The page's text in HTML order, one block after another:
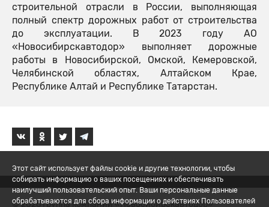
строительной отрасли в России, выполняющая
полный спектр дорожных работ от строительства
до эксплуатации. В 2023 году АО
«Новосибирскавтодор» выполняет дорожные
работы в Новосибирской, Омской, Кемеровской,
Челябинской областях, Алтайском Крае,
Республике Алтай и Республике Татарстан.
© 2026 Группа компаний «Новосибирскавтодор»
Этот сайт использует файлы cookie и другие технологии, чтобы
собирать информацию о ваших посещениях и обеспечивать
наилучший пользовательский опыт. Ваши персональные данные
обрабатываются для сбора информации о действиях Пользователей